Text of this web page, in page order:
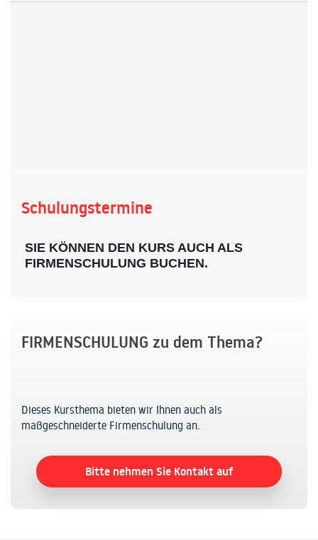
Schulungstermine
SIE KÖNNEN DEN KURS AUCH ALS
FIRMENSCHULUNG BUCHEN.
FIRMENSCHULUNG zu dem Thema?
Dieses Kursthema bieten wir Ihnen auch als
maßgeschneiderte Firmenschulung an.
Bitte nehmen Sie Kontakt auf